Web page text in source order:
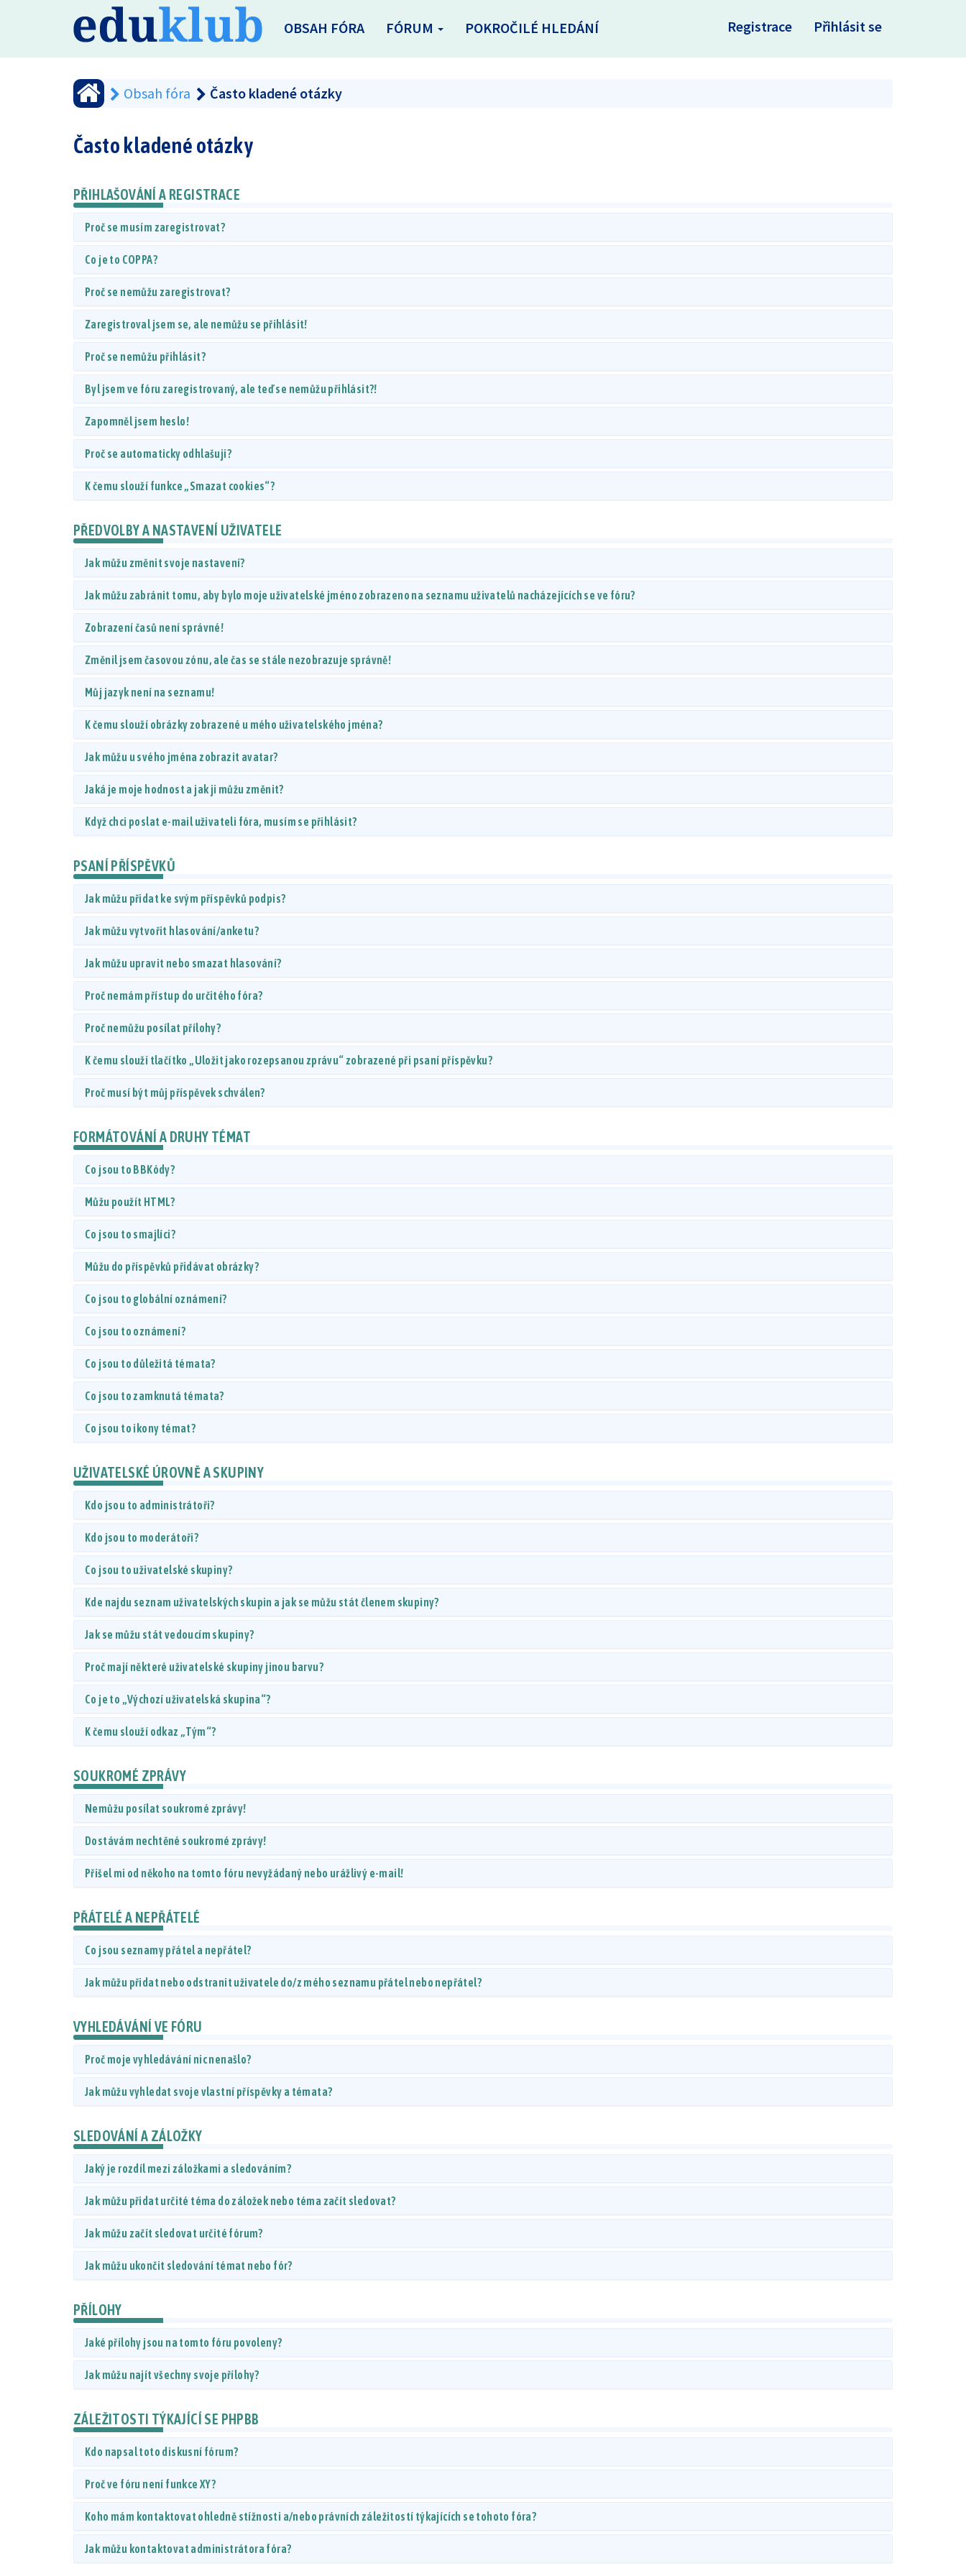
OBSAH FÓRA FÓRUM POKROČILÉ HLEDÁNÍ Registrace Přihlásit se
Obsah fóra Často kladené otázky
Často kladené otázky
PŘIHLAŠOVÁNÍ A REGISTRACE
Proč se musím zaregistrovat?
Co je to COPPA?
Proč se nemůžu zaregistrovat?
Zaregistroval jsem se, ale nemůžu se přihlásit!
Proč se nemůžu přihlásit?
Byl jsem ve fóru zaregistrovaný, ale teď se nemůžu přihlásit?!
Zapomněl jsem heslo!
Proč se automaticky odhlašuji?
K čemu slouží funkce „Smazat cookies“?
PŘEDVOLBY A NASTAVENÍ UŽIVATELE
Jak můžu změnit svoje nastavení?
Jak můžu zabránit tomu, aby bylo moje uživatelské jméno zobrazeno na seznamu uživatelů nacházejících se ve fóru?
Zobrazení časů není správné!
Změnil jsem časovou zónu, ale čas se stále nezobrazuje správně!
Můj jazyk není na seznamu!
K čemu slouží obrázky zobrazené u mého uživatelského jména?
Jak můžu u svého jména zobrazit avatar?
Jaká je moje hodnost a jak ji můžu změnit?
Když chci poslat e-mail uživateli fóra, musím se přihlásit?
PSANÍ PŘÍSPĚVKŮ
Jak můžu přidat ke svým příspěvků podpis?
Jak můžu vytvořit hlasování/anketu?
Jak můžu upravit nebo smazat hlasování?
Proč nemám přístup do určitého fóra?
Proč nemůžu posílat přílohy?
K čemu slouží tlačítko „Uložit jako rozepsanou zprávu“ zobrazené při psaní příspěvku?
Proč musí být můj příspěvek schválen?
FORMÁTOVÁNÍ A DRUHY TÉMAT
Co jsou to BBKódy?
Můžu použít HTML?
Co jsou to smajlíci?
Můžu do příspěvků přidávat obrázky?
Co jsou to globální oznámení?
Co jsou to oznámení?
Co jsou to důležitá témata?
Co jsou to zamknutá témata?
Co jsou to ikony témat?
UŽIVATELSKÉ ÚROVNĚ A SKUPINY
Kdo jsou to administrátoři?
Kdo jsou to moderátoři?
Co jsou to uživatelské skupiny?
Kde najdu seznam uživatelských skupin a jak se můžu stát členem skupiny?
Jak se můžu stát vedoucím skupiny?
Proč mají některé uživatelské skupiny jinou barvu?
Co je to „Výchozí uživatelská skupina“?
K čemu slouží odkaz „Tým“?
SOUKROMÉ ZPRÁVY
Nemůžu posílat soukromé zprávy!
Dostávám nechtěné soukromé zprávy!
Přišel mi od někoho na tomto fóru nevyžádaný nebo urážlivý e-mail!
PŘÁTELÉ A NEPŘÁTELÉ
Co jsou seznamy přátel a nepřátel?
Jak můžu přidat nebo odstranit uživatele do/z mého seznamu přátel nebo nepřátel?
VYHLEDÁVÁNÍ VE FÓRU
Proč moje vyhledávání nic nenašlo?
Jak můžu vyhledat svoje vlastní příspěvky a témata?
SLEDOVÁNÍ A ZÁLOŽKY
Jaký je rozdíl mezi záložkami a sledováním?
Jak můžu přidat určité téma do záložek nebo téma začít sledovat?
Jak můžu začít sledovat určité fórum?
Jak můžu ukončit sledování témat nebo fór?
PŘÍLOHY
Jaké přílohy jsou na tomto fóru povoleny?
Jak můžu najít všechny svoje přílohy?
ZÁLEŽITOSTI TÝKAJÍCÍ SE PHPBB
Kdo napsal toto diskusní fórum?
Proč ve fóru není funkce XY?
Koho mám kontaktovat ohledně stížnosti a/nebo právních záležitostí týkajících se tohoto fóra?
Jak můžu kontaktovat administrátora fóra?